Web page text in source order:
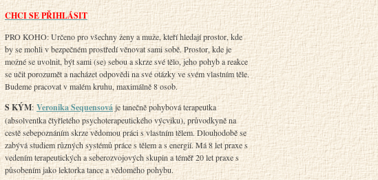
CHCI SE PŘIHLÁSIT
PRO KOHO: Určeno pro všechny ženy a muže, kteří hledají prostor, kde
by se mohli v bezpečném prostředí věnovat sami sobě. Prostor, kde je
možné se uvolnit, být sami (se) sebou a skrze své tělo, jeho pohyb a reakce
se učit porozumět a nacházet odpovědi na své otázky ve svém vlastním těle.
Budeme pracovat v malém kruhu, maximálně 8 osob.
S KÝM:Veronika Sequensováje tanečně pohybová terapeutka
(absolventka čtyřletého psychoterapeutického výcviku), průvodkyně na
cestě sebepoznáním skrze vědomou práci s vlastním tělem. Dlouhodobě se
zabývá studiem různých systémů práce s tělem a s energií. Má 8 let praxe s
vedením terapeutických a seberozvojových skupin a téměř 20 let praxe s
působením jako lektorka tance a vědomého pohybu.